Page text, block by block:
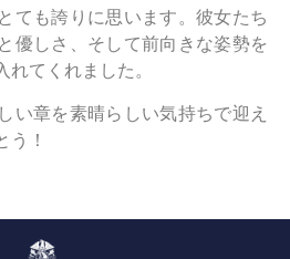
ても誇りに思います。彼女たち
優しさ、そして前向きな姿勢を
れてくれました。
い章を素晴らしい気持ちで迎え
う！